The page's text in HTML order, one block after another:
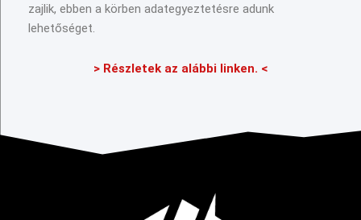
zajlik, ebben a körben adategyeztetésre adunk
lehetőséget.
> Részletek az alábbi linken. <